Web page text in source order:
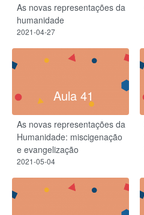
As novas representações da
humanidade
2021-04-27
Aula 41
As novas representações da
Humanidade: miscigenação
e evangelização
2021-05-04